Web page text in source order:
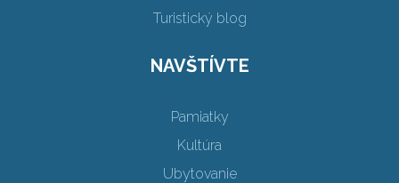
Turistický blog
NAVŠTÍVTE
Pamiatky
Kultúra
Ubytovanie